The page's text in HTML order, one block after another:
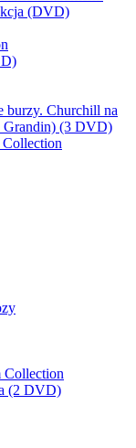
(DVD)
burzy. Churchill na
Grandin) (3 DVD)
Collection
(2 DVD)